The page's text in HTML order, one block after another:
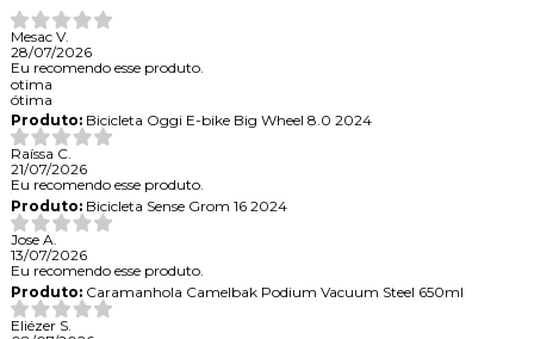
Mesac V.
28/07/2026
Eu recomendo esse produto.
otima
ótima
Produto:Bicicleta Oggi E-bike Big Wheel 8.0 2024
Raíssa C.
21/07/2026
Eu recomendo esse produto.
Produto:Bicicleta Sense Grom 16 2024
Jose A.
13/07/2026
Eu recomendo esse produto.
Produto:Caramanhola Camelbak Podium Vacuum Steel 650ml
Eliézer S.